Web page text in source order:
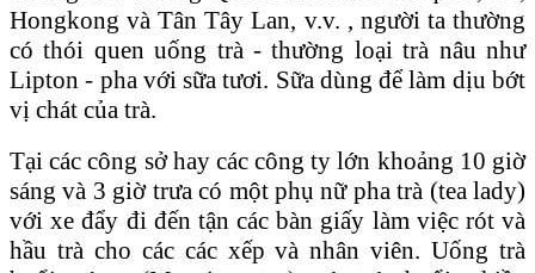
Hongkong và Tân Tây Lan, v.v. , người ta thường
có thói quen uống trà - thường loại trà nâu như
Lipton - pha với sữa tươi. Sữa dùng để làm dịu bớt
vị chát của trà.
Tại các công sở hay các công ty lớn khoảng 10 giờ
sáng và 3 giờ trưa có một phụ nữ pha trà (tea lady)
với xe đẩy đi đến tận các bàn giấy làm việc rót và
hầu trà cho các các xếp và nhân viên. Uống trà